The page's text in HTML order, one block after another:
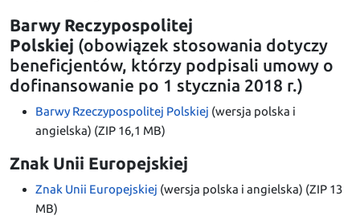
Barwy Reczypospolitej
Polskiej (obowiązek stosowania dotyczy
beneficjentów, którzy podpisali umowy o
dofinansowanie po 1 stycznia 2018 r.)
Barwy Rzeczypospolitej Polskiej (wersja polska i
angielska) (ZIP 16,1 MB)
Znak Unii Europejskiej
Znak Unii Europejskiej (wersja polska i angielska) (ZIP 13
MB)